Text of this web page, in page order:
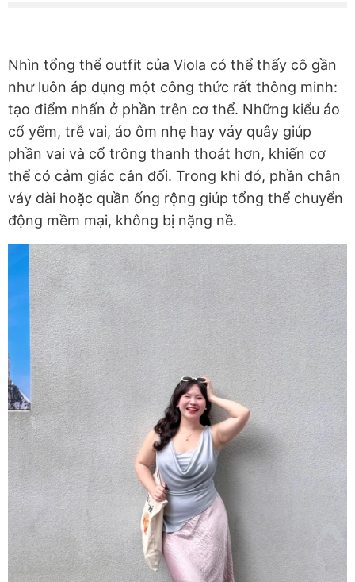
Nhìn tổng thể outfit của Viola có thể thấy cô gần
như luôn áp dụng một công thức rất thông minh:
tạo điểm nhấn ở phần trên cơ thể. Những kiểu áo
cổ yếm, trễ vai, áo ôm nhẹ hay váy quây giúp
phần vai và cổ trông thanh thoát hơn, khiến cơ
thể có cảm giác cân đối. Trong khi đó, phần chân
váy dài hoặc quần ống rộng giúp tổng thể chuyển
động mềm mại, không bị nặng nề.